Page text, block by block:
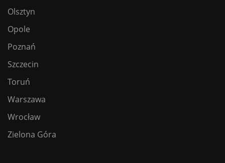
Olsztyn
Opole
Poznań
Szczecin
Toruń
Warszawa
Wrocław
Zielona Góra